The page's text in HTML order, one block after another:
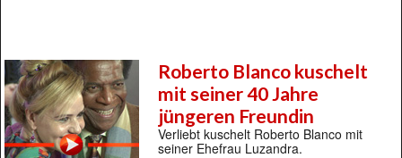
Roberto Blanco kuschelt
mit seiner 40 Jahre
jüngeren Freundin
Verliebt kuschelt Roberto Blanco mit
seiner Ehefrau Luzandra.